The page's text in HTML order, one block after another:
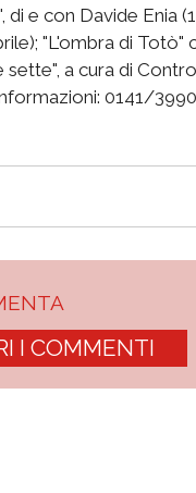
di e con Davide Enia
"L'ombra di Totò"
a cura di
0141/
I COMMENTI